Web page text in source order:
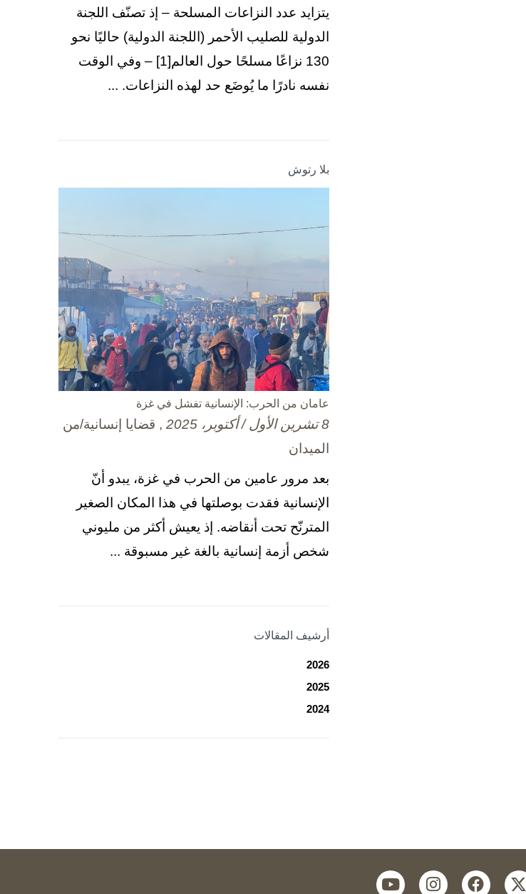
يتزايد عدد النزاعات المسلحة – إذ تصنّف اللجنة
الدولية للصليب الأحمر (اللجنة الدولية) حاليًا نحو
130 نزاعًا مسلحًا حول العالم[1] – وفي الوقت
نفسه نادرًا ما يُوضَع حد لهذه النزاعات. ...
بلا رتوش
عامان من الحرب: الإنسانية تفشل في غزة
8 تشرين الأول / أكتوبر، 2025
, قضايا إنسانية/من
الميدان
بعد مرور عامين من الحرب في غزة، يبدو أنّ
الإنسانية فقدت بوصلتها في هذا المكان الصغير
المترنّح تحت أنقاضه. إذ يعيش أكثر من مليوني
شخص أزمة إنسانية بالغة غير مسبوقة ...
أرشيف المقالات
2026
2025
2024
twitter
facebook
instagram
youtube